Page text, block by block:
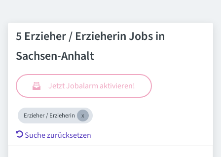
5 Erzieher / Erzieherin Jobs in
Sachsen-Anhalt
Jetzt Jobalarm aktivieren!
Erzieher / Erzieherin
Suche zurücksetzen